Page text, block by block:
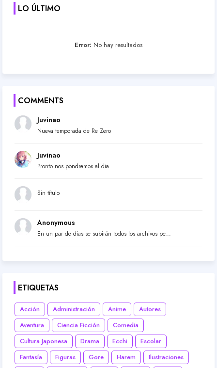
LO ÚLTIMO
Error: No hay resultados
COMMENTS
Juvinao
Nueva temporada de Re Zero
Juvinao
Pronto nos pondremos al dia
Sin título
Anonymous
En un par de dias se subirán todos los archivos pe...
ETIQUETAS
Acción Administración Anime
Autores
Aventura
Ciencia Ficción
Comedia
Cultura Japonesa
Drama Ecchi
Escolar
Fantasía
Figuras Gore Harem
Ilustraciones